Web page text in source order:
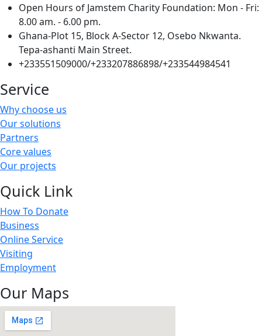
Open Hours of Jamstem Charity Foundation: Mon - Fri:
8.00 am. - 6.00 pm.
Ghana-Plot 15, Block A-Sector 12, Osebo Nkwanta.
Tepa-ashanti Main Street.
+233551509000/+233207886898/+233544984541
Service
Why choose us
Our solutions
Partners
Core values
Our projects
Quick Link
How To Donate
Business
Online Service
Visiting
Employment
Our Maps